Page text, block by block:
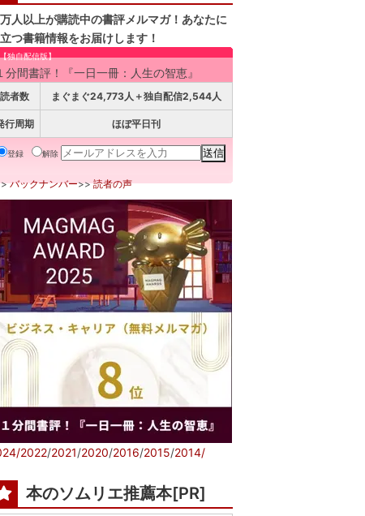
万人以上が購読中の書評メルマガ！あなたに
つ書籍情報をお届けします！
【独自配信版】
分間書評！『一日一冊：人生の智恵』
読者数 まぐまぐ24,773人＋独自配信2,544人
行周期 ほぼ平日刊
登録 解除
バックナンバー>>読者の声
2022/2021/2020/2016/2015/2014/
本のソムリエ推薦本[PR]